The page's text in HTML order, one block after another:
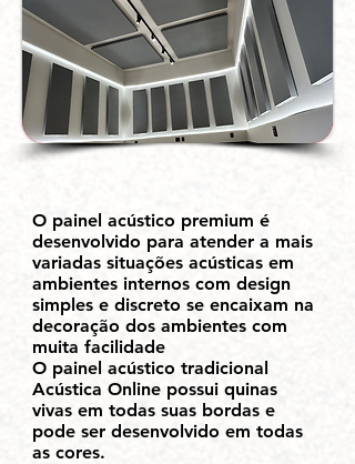
O painel acústico premium é
desenvolvido para atender a mais
variadas situações acústicas em
ambientes internos com design
simples e discreto se encaixam na
decoração dos ambientes com
muita facilidade
O painel acústico tradicional
Acústica Online possui quinas
vivas em todas suas bordas e
pode ser desenvolvido em todas
as cores.